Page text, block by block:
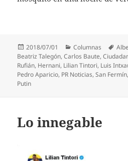
Publicado
el
2018/07/01 Categorías
Columnas
Beatriz Talegón,Carlos Baute,
Rufián, Hernani, Lilian Tintori, Luis
Pedro Aparicio, PR Noticias,San Fermín
Putin
Lo innegable